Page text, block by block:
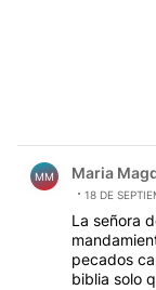
MM Maria
18 DE
La señora
pecados
biblia solo